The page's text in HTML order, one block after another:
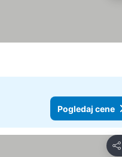
Pogledaj cene
Deli